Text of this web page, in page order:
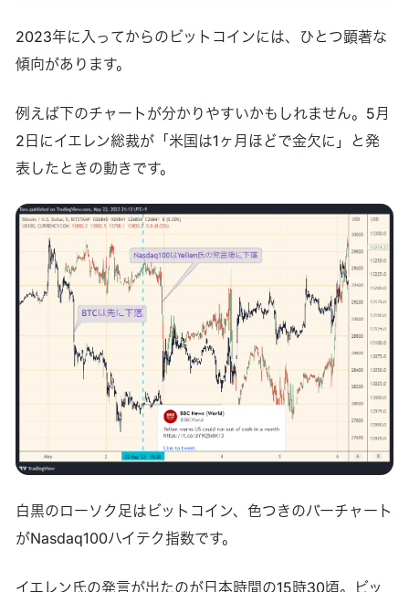
2023年に入ってからのビットコインには、ひとつ顕著な
傾向があります。
例えば下のチャートが分かりやすいかもしれません。5月
2日にイエレン総裁が「米国は1ヶ月ほどで金欠に」と発
表したときの動きです。
白黒のローソク足はビットコイン、色つきのバーチャート
がNasdaq100ハイテク指数です。
イエレン氏の発言が出たのが日本時間の15時30頃。ビッ